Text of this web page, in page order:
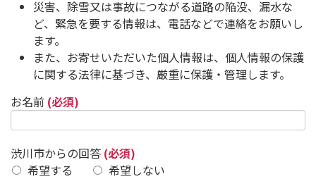
災害、除雪又は事故につながる道路の陥没、漏水な
ど、緊急を要する情報は、電話などで連絡をお願いし
ます。
また、お寄せいただいた個人情報は、個人情報の保護
に関する法律に基づき、厳重に保護・管理します。
お名前 (必須)
渋川市からの回答 (必須)
希望する
希望しない